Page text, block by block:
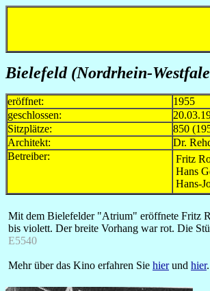
Bielefeld (Nordrhein-
eröffnet:
1955
geschlossen:
Sitzplätze:
850
Architekt:
Dr.
Betreiber:
Fritz
Hans
Hans-
Mit dem Bielefelder "Atrium" eröffnete Fritz
bis violett. Der breite Vorhang war rot. Die
E5540
Mehr über das Kino erfahren Sie hierund hier.